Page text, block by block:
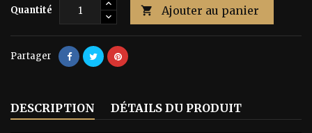
Quantité  Ajouter au panier
Partager
DESCRIPTION DÉTAILS DU PRODUIT